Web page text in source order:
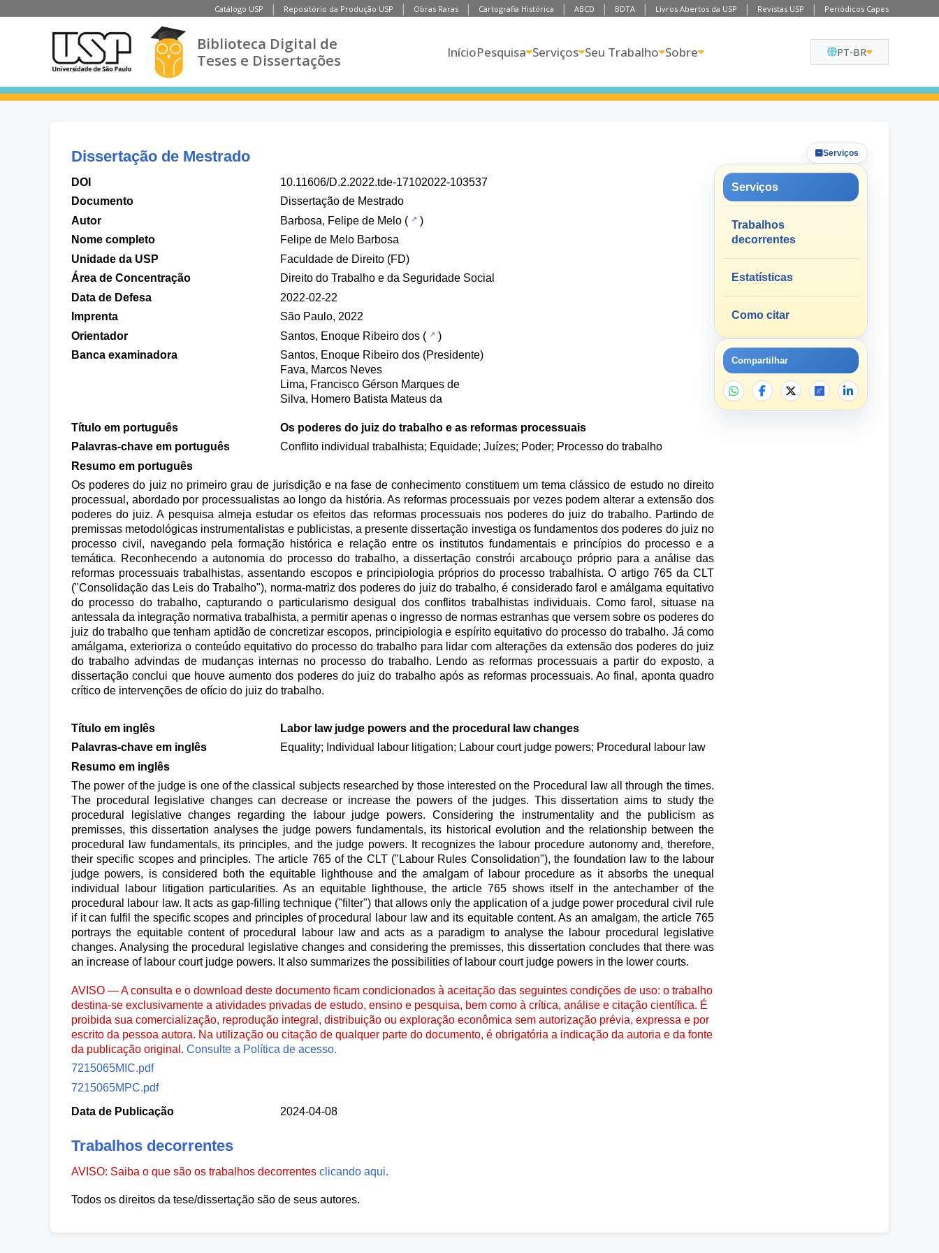
Catálogo USP Repositório da Produção USP Obras Raras Cartografia Histórica ABCD BDTA Livros Abertos da USP Revistas USP Periódicos Capes
Biblioteca Digital de
Teses e Dissertações
InícioPesquisa Serviços Seu Trabalho Sobre PT-BR
Dissertação de Mestrado
DOI
10.11606/D.2.2022.tde-17102022-103537
Documento
Dissertação de Mestrado
Autor
Barbosa, Felipe de Melo (
)
Nome completo
Felipe de Melo Barbosa
Unidade da USP
Faculdade de Direito (FD)
Área de Concentração
Direito do Trabalho e da Seguridade Social
Data de Defesa
2022-02-22
Imprenta
São Paulo, 2022
Orientador
Santos, Enoque Ribeiro dos (
)
Banca examinadora
Santos, Enoque Ribeiro dos (Presidente)
Fava, Marcos Neves
Lima, Francisco Gérson Marques de
Silva, Homero Batista Mateus da
Título em português
Os poderes do juiz do trabalho e as reformas processuais
Palavras-chave em português
Conflito individual trabalhista; Equidade; Juízes; Poder; Processo do trabalho
Resumo em português
Os poderes do juiz no primeiro grau de jurisdição e na fase de conhecimento constituem um tema clássico de estudo no direito
processual, abordado por processualistas ao longo da história. As reformas processuais por vezes podem alterar a extensão dos
poderes do juiz. A pesquisa almeja estudar os efeitos das reformas processuais nos poderes do juiz do trabalho. Partindo de
premissas metodológicas instrumentalistas e publicistas, a presente dissertação investiga os fundamentos dos poderes do juiz no
processo civil, navegando pela formação histórica e relação entre os institutos fundamentais e princípios do processo e a
temática. Reconhecendo a autonomia do processo do trabalho, a dissertação constrói arcabouço próprio para a análise das
reformas processuais trabalhistas, assentando escopos e principiologia próprios do processo trabalhista. O artigo 765 da CLT
("Consolidação das Leis do Trabalho"), norma-matriz dos poderes do juiz do trabalho, é considerado farol e amálgama equitativo
do processo do trabalho, capturando o particularismo desigual dos conflitos trabalhistas individuais. Como farol, situase na
antessala da integração normativa trabalhista, a permitir apenas o ingresso de normas estranhas que versem sobre os poderes do
juiz do trabalho que tenham aptidão de concretizar escopos, principiologia e espírito equitativo do processo do trabalho. Já como
amálgama, exterioriza o conteúdo equitativo do processo do trabalho para lidar com alterações da extensão dos poderes do juiz
do trabalho advindas de mudanças internas no processo do trabalho. Lendo as reformas processuais a partir do exposto, a
dissertação conclui que houve aumento dos poderes do juiz do trabalho após as reformas processuais. Ao final, aponta quadro
crítico de intervenções de ofício do juiz do trabalho.
Título em inglês
Labor law judge powers and the procedural law changes
Palavras-chave em inglês
Equality; Individual labour litigation; Labour court judge powers; Procedural labour law
Resumo em inglês
The power of the judge is one of the classical subjects researched by those interested on the Procedural law all through the times.
The procedural legislative changes can decrease or increase the powers of the judges. This dissertation aims to study the
procedural legislative changes regarding the labour judge powers. Considering the instrumentality and the publicism as
premisses, this dissertation analyses the judge powers fundamentals, its historical evolution and the relationship between the
procedural law fundamentals, its principles, and the judge powers. It recognizes the labour procedure autonomy and, therefore,
their specific scopes and principles. The article 765 of the CLT ("Labour Rules Consolidation"), the foundation law to the labour
judge powers, is considered both the equitable lighthouse and the amalgam of labour procedure as it absorbs the unequal
individual labour litigation particularities. As an equitable lighthouse, the article 765 shows itself in the antechamber of the
procedural labour law. It acts as gap-filling technique ("filter") that allows only the application of a judge power procedural civil rule
if it can fulfil the specific scopes and principles of procedural labour law and its equitable content. As an amalgam, the article 765
portrays the equitable content of procedural labour law and acts as a paradigm to analyse the labour procedural legislative
changes. Analysing the procedural legislative changes and considering the premisses, this dissertation concludes that there was
an increase of labour court judge powers. It also summarizes the possibilities of labour court judge powers in the lower courts.
AVISO — A consulta e o download deste documento ficam condicionados à aceitação das seguintes condições de uso: o trabalho
destina-se exclusivamente a atividades privadas de estudo, ensino e pesquisa, bem como à crítica, análise e citação científica. É
proibida sua comercialização, reprodução integral, distribuição ou exploração econômica sem autorização prévia, expressa e por
escrito da pessoa autora. Na utilização ou citação de qualquer parte do documento, é obrigatória a indicação da autoria e da fonte
da publicação original. Consulte a Política de acesso.
7215065MIC.pdf
7215065MPC.pdf
Data de Publicação
2024-04-08
Trabalhos decorrentes
AVISO: Saiba o que são os trabalhos decorrentes clicando aqui.
Todos os direitos da tese/dissertação são de seus autores.
Serviços
Serviços
Trabalhos
decorrentes
Estatísticas
Como citar
Compartilhar